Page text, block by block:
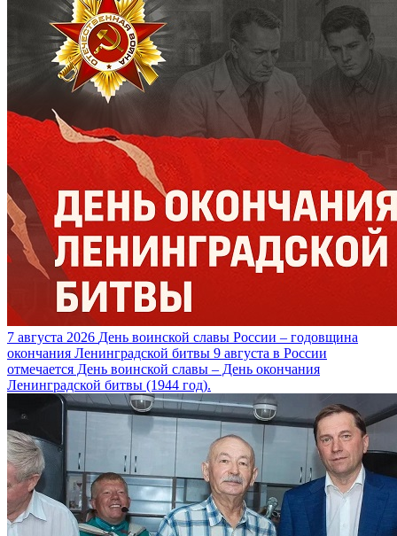
7 августа 2026 День воинской славы России – годовщина
окончания Ленинградской битвы 9 августа в России
отмечается День воинской славы – День окончания
Ленинградской битвы (1944 год).